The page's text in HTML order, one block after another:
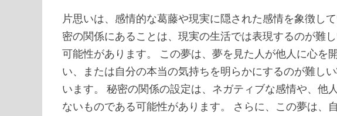
片思いは、感情的な葛藤や現実に隠された感情を象徴し
密の関係にあることは、現実の生活では表現するのが難
可能性があります。 この夢は、夢を見た人が他人に心を
い、または自分の本当の気持ちを明らかにするのが難し
います。 秘密の関係の設定は、ネガティブな感情や、他
ないものである可能性があります。 さらに、この夢は、